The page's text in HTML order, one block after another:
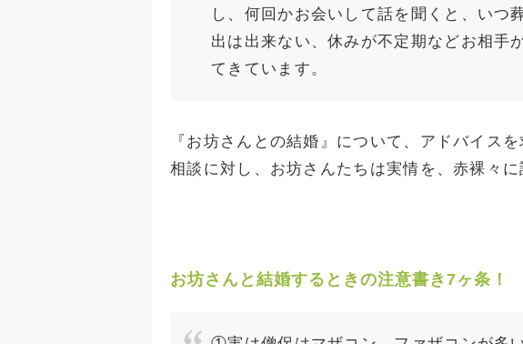
し、何回かお会いして話を聞くと、いつ
出は出来ない、休みが不定期などお相手
てきています。
『お坊さんとの結婚』について、アドバイス
相談に対し、お坊さんたちは実情を、赤裸々に
お坊さんと結婚するときの注意書き7ヶ条！